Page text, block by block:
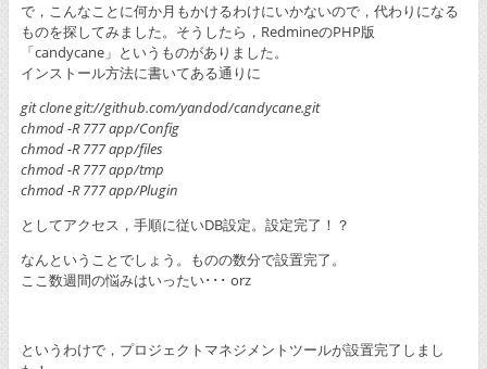
で，こんなことに何か月もかけるわけにいかないので，代わりになる
ものを探してみました。そうしたら，RedmineのPHP版
「candycane」というものがありました。
インストール方法に書いてある通りに
git clone git://github.com/yandod/candycane.git
chmod -R 777 app/Config
chmod -R 777 app/files
chmod -R 777 app/tmp
chmod -R 777 app/Plugin
としてアクセス，手順に従いDB設定。設定完了！？
なんということでしょう。ものの数分で設置完了。
ここ数週間の悩みはいったい･･･ orz
というわけで，プロジェクトマネジメントツールが設置完了しまし